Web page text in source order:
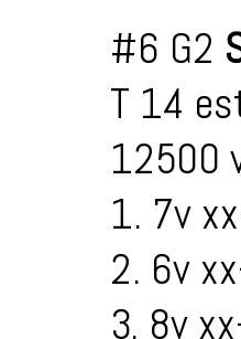
#6 G2
T 14
12500
1. 7v
2. 6v
3. 8v